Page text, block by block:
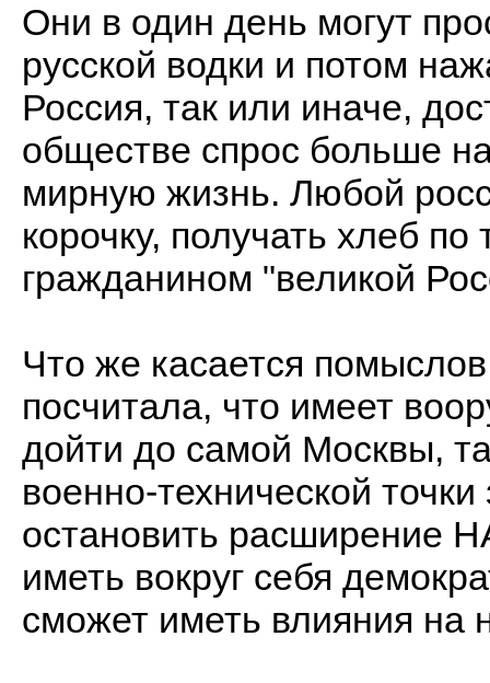
Они в один день могут
русской водки и потом
Россия, так или иначе,
обществе спрос больше
мирную жизнь. Любой
корочку, получать хлеб
гражданином "великой
Что же касается помыслов
посчитала, что имеет
дойти до самой Москвы,
военно-технической
остановить расширение
иметь вокруг себя
сможет иметь влияния на